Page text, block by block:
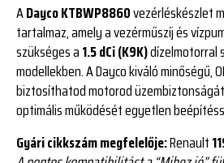
ADayco KTBWP8860vezérléskészlet
tartalmaz, amely a vezérműszíj és
szükséges a1.5 dCi (K9K)dízelmotorral
modellekben. A Dayco kiváló minőségű,
biztosíthatod motorod
optimális működését egyetlen
Gyári cikkszám megfelelője:Renault